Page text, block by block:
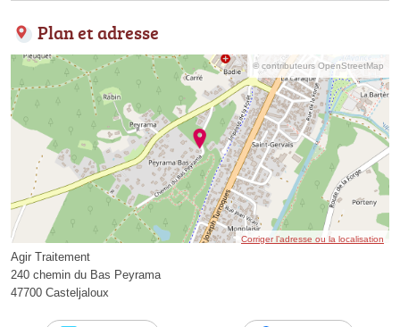
Plan et adresse
© contributeurs OpenStreetMap
Corriger l’adresse ou la localisation
Agir Traitement
240 chemin du Bas Peyrama
47700 Casteljaloux